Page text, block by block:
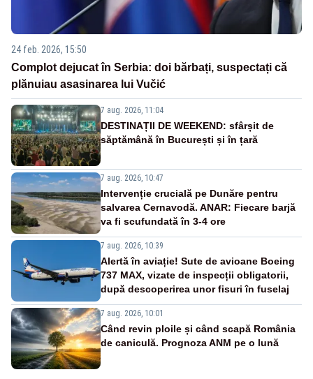
24 feb. 2026, 15:50
Complot dejucat în Serbia: doi bărbați, suspectați că
plănuiau asasinarea lui Vučić
7 aug. 2026, 11:04
DESTINAȚII DE WEEKEND: sfârșit de
săptămână în București și în țară
7 aug. 2026, 10:47
Intervenție crucială pe Dunăre pentru
salvarea Cernavodă. ANAR: Fiecare barjă
va fi scufundată în 3-4 ore
7 aug. 2026, 10:39
Alertă în aviație! Sute de avioane Boeing
737 MAX, vizate de inspecții obligatorii,
după descoperirea unor fisuri în fuselaj
7 aug. 2026, 10:01
Când revin ploile și când scapă România
de caniculă. Prognoza ANM pe o lună